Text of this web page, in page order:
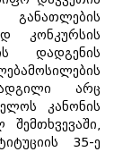
კონკურსის
დადგენის
არც
კანონის
35-ე